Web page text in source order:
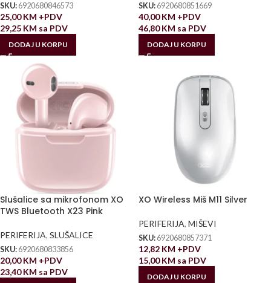
SKU: 6920680846573
25,00KM +PDV
29,25 KM sa PDV
DODAJ U KORPU
SKU: 6920680851669
40,00KM +PDV
46,80KM sa PDV
DODAJ U KORPU
Slušalice sa mikrofonom XO
TWS Bluetooth X23 Pink
PERIFERIJA, SLUŠALICE
SKU: 6920680833856
20,00KM +PDV
23,40KM sa PDV
XO Wireless Miš M11 Silver
PERIFERIJA, MIŠEVI
SKU: 6920680857371
12,82 KM +PDV
15,00KM sa PDV
DODAJ U KORPU